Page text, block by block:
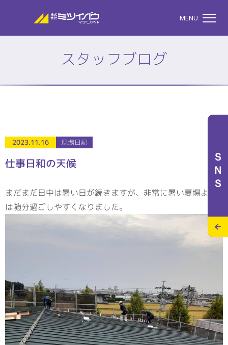
株式会社ミツイバウマテリア
MENU
私たちのこと
お問合せ 個人情報の保護
>
メディアポリシー
ＳＮＳ
スタッフブログ
2023.11.16 現場日記
仕事日和の天候
まだまだ日中は暑い日が続きますが、非常に暑い夏場より
は随分過ごしやすくなりました。